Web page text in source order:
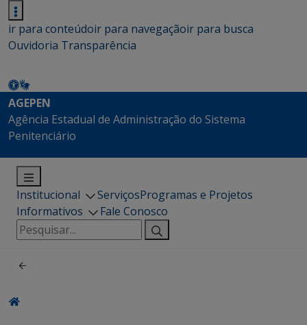
ir para conteúdoir para navegaçãoir para busca
Ouvidoria Transparência
AGEPEN
Agência Estadual de Administração do Sistema
Penitenciário
Institucional ServiçosProgramas e Projetos
Informativos
Fale Conosco
Pesquisar
por: